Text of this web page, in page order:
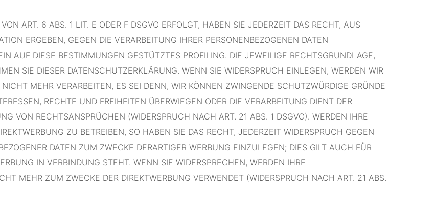
ART. 6 ABS. 1 LIT. E ODER F DSGVO ERFOLGT, HABEN SIE JEDERZEIT DAS RECHT, AUS
ERGEBEN, GEGEN DIE VERARBEITUNG IHRER PERSONENBEZOGENEN DATEN
AUF DIESE BESTIMMUNGEN GESTÜTZTES PROFILING. DIE JEWEILIGE RECHTSGRUNDLAGE,
SIE DIESER DATENSCHUTZERKLÄRUNG. WENN SIE WIDERSPRUCH EINLEGEN, WERDEN WIR
MEHR VERARBEITEN, ES SEI DENN, WIR KÖNNEN ZWINGENDE SCHUTZWÜRDIGE GRÜNDE
RECHTE UND FREIHEITEN ÜBERWIEGEN ODER DIE VERARBEITUNG DIENT DER
VON RECHTSANSPRÜCHEN (WIDERSPRUCH NACH ART. 21 ABS. 1 DSGVO). WERDEN IHRE
ZU BETREIBEN, SO HABEN SIE DAS RECHT, JEDERZEIT WIDERSPRUCH GEGEN
DATEN ZUM ZWECKE DERARTIGER WERBUNG EINZULEGEN; DIES GILT AUCH FÜR
IN VERBINDUNG STEHT. WENN SIE WIDERSPRECHEN, WERDEN IHRE
MEHR ZUM ZWECKE DER DIREKTWERBUNG VERWENDET (WIDERSPRUCH NACH ART. 21 ABS.